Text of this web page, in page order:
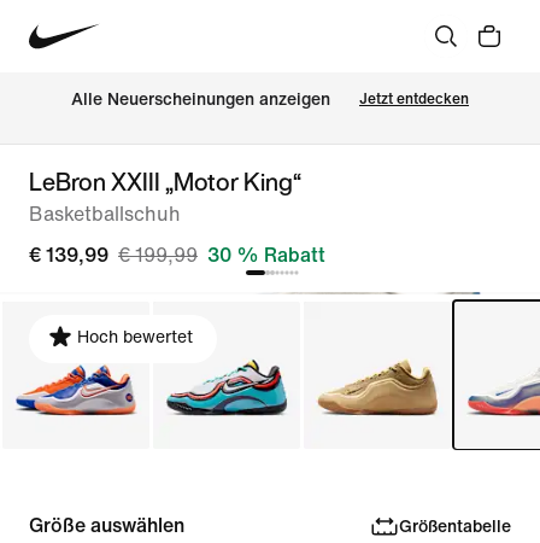
Alle Neuerscheinungen anzeigen Jetzt entdecken
LeBron XXIII „Motor King“
Basketballschuh
€ 139,99 € 199,99 30 % Rabatt
Hoch bewertet
Größe auswählen Größentabelle